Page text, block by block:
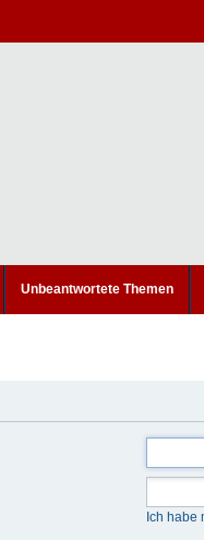
Unbeantwortete Themen
Ich habe